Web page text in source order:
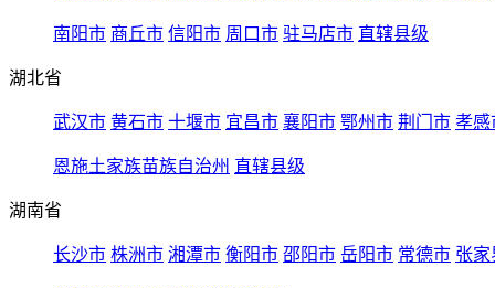
南阳市 商丘市 信阳市 周口市 驻马店市 直辖县级
湖北省
武汉市 黄石市 十堰市 宜昌市 襄阳市 鄂州市 荆门市 孝感
恩施土家族苗族自治州 直辖县级
湖南省
长沙市 株洲市 湘潭市 衡阳市 邵阳市 岳阳市 常德市 张家